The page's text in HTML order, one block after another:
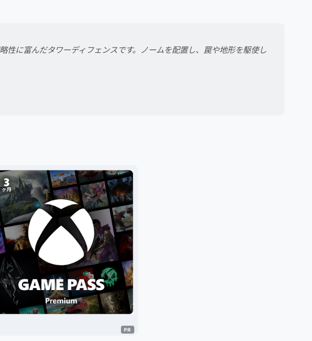
に富んだタワーディフェンスです。ノームを配置し、罠や地形を駆使し